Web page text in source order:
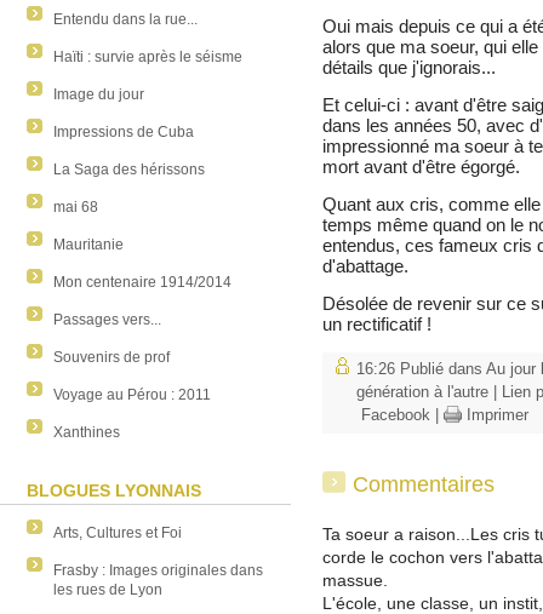
Entendu dans la rue...
Haïti : survie après le séisme
Image du jour
Impressions de Cuba
La Saga des hérissons
mai 68
Mauritanie
Mon centenaire 1914/2014
Passages vers...
Souvenirs de prof
Voyage au Pérou : 2011
Xanthines
BLOGUES LYONNAIS
Arts, Cultures et Foi
Frasby : Images originales dans
les rues de Lyon
Oui mais depuis ce qui a
alors que ma soeur, qui
détails que j'ignorais...
Et celui-ci : avant d'être
dans les années 50, avec
impressionné ma soeur à
mort avant d'être égorgé.
Quant aux cris, comme
temps même quand on le
entendus, ces fameux cris
d'abattage.
Désolée de revenir sur ce
un rectificatif !
16:26 Publié dans Au jour
génération à l'autre
Lien
Facebook
Imprimer
Commentaires
Ta soeur a raison...Les cris
corde le cochon vers
massue.
L'école, une classe, un